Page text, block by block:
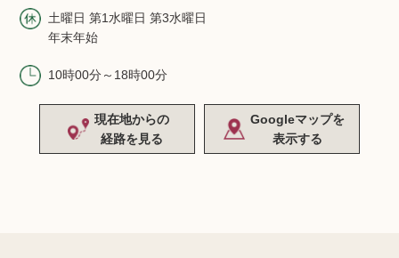
土曜日 第1水曜日 第3水曜日
年末年始
10時00分～18時00分
現在地からの
経路を見る
Googleマップを
表示する